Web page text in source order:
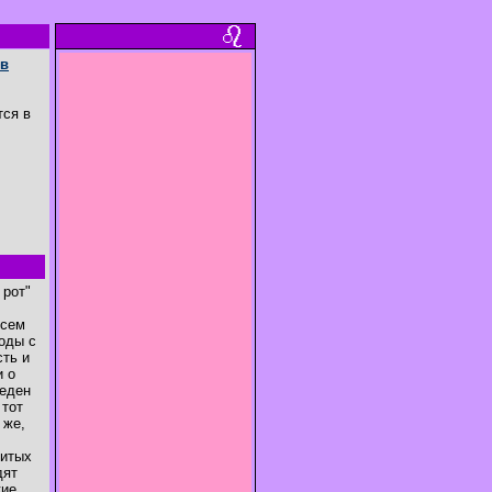
в
с
и
о
же,